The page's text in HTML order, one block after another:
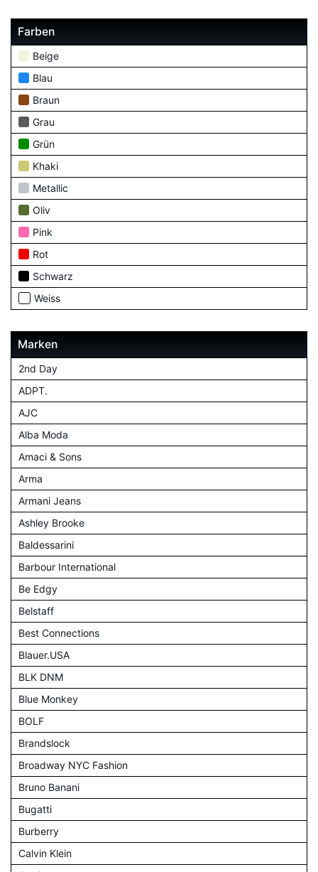
Farben
Beige
Blau
Braun
Grau
Grün
Khaki
Metallic
Oliv
Pink
Rot
Schwarz
Weiss
Marken
2nd Day
ADPT.
AJC
Alba Moda
Amaci & Sons
Arma
Armani Jeans
Ashley Brooke
Baldessarini
Barbour International
Be Edgy
Belstaff
Best Connections
Blauer.USA
BLK DNM
Blue Monkey
BOLF
Brandslock
Broadway NYC Fashion
Bruno Banani
Bugatti
Burberry
Calvin Klein